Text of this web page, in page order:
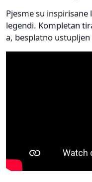
Pjesme su
legendi. Kompletan
a, besplatno